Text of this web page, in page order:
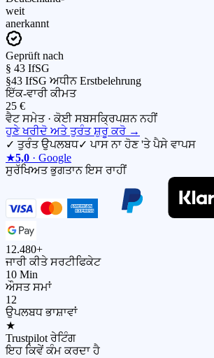
weit
anerkannt
Geprüft nach
§ 43 IfSG
§43 IfSG ਅਧੀਨ Erstbelehrung
ਇੱਕ-ਵਾਰੀ ਕੀਮਤ
25 €
ਵੈਟ ਸਮੇਤ · ਕੋਈ ਸਬਸਕ੍ਰਿਪਸ਼ਨ ਨਹੀਂ
ਹੁਣੇ ਖਰੀਦੋ ਅਤੇ ਤੁਰੰਤ ਸ਼ੁਰੂ ਕਰੋ →
✓ ਤੁਰੰਤ ਉਪਲਬਧ✓ ਪਾਸ ਨਾ ਹੋਣ 'ਤੇ ਪੈਸੇ ਵਾਪਸ
★5,0 · Google
ਸੁਰੱਖਿਅਤ ਭੁਗਤਾਨ ਇਸ ਰਾਹੀਂ
12.480+
ਜਾਰੀ ਕੀਤੇ ਸਰਟੀਫਿਕੇਟ
10 Min
ਔਸਤ ਸਮਾਂ
12
ਉਪਲਬਧ ਭਾਸ਼ਾਵਾਂ
★
Trustpilot ਰੇਟਿੰਗ
ਇਹ ਕਿਵੇਂ ਕੰਮ ਕਰਦਾ ਹੈ